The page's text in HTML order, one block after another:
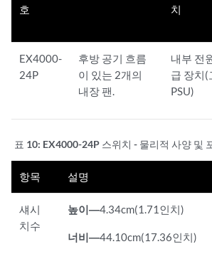
호
치
EX4000-
24P
후방 공기 흐름
이 있는 2개의
내장 팬.
내부 전
급 장치(
PSU)
표 10: EX4000-24P 스위치 - 물리적 사양 및
항목 설명
섀시
치수
높이—4.34cm(1.71인치)
너비—44.10cm(17.36인치)